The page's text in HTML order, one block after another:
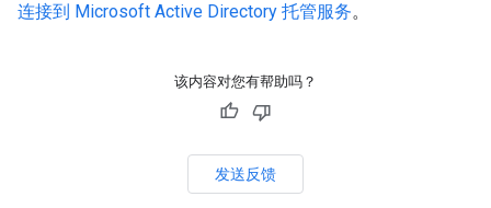
连接到 Microsoft Active Directory 托管服务。
该内容对您有帮助吗？
发送反馈